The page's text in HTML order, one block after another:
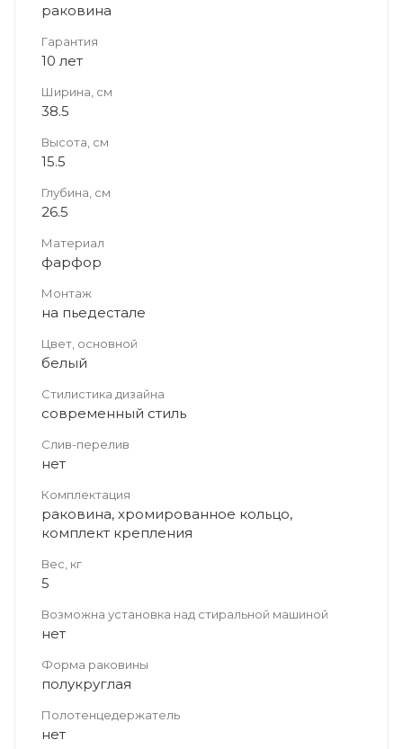
раковина
Гарантия
10 лет
Ширина, см
38.5
Высота, см
15.5
Глубина, см
26.5
Материал
фарфор
Монтаж
на пьедестале
Цвет, основной
белый
Стилистика дизайна
современный стиль
Слив-перелив
нет
Комплектация
раковина, хромированное кольцо,
комплект крепления
Вес, кг
5
Возможна установка над стиральной машиной
нет
Форма раковины
полукруглая
Полотенцедержатель
нет